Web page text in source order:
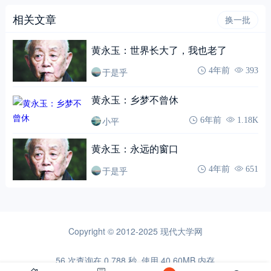
相关文章 换一批
黄永玉：世界长大了，我也老了
于是乎 4年前 393
黄永玉：乡梦不曾休
小平 6年前 1.18K
黄永玉：永远的窗口
于是乎 4年前 651
Copyright © 2012-2025 现代大学网
56 次查询在 0.788 秒, 使用 40.60MB 内存